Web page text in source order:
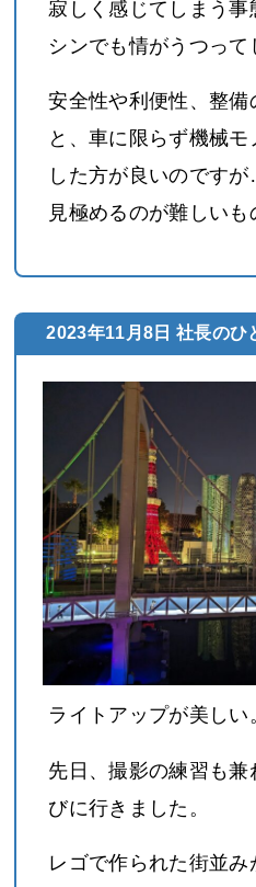
寂しく感じてしまう
シンでも情がうつって
安全性や利便性、整備
と、車に限らず機械
した方が良いのです
見極めるのが難しいも
2023年11月8日 社長のひ
ライトアップが美しい
先日、撮影の練習も
びに行きました。
レゴで作られた街並み